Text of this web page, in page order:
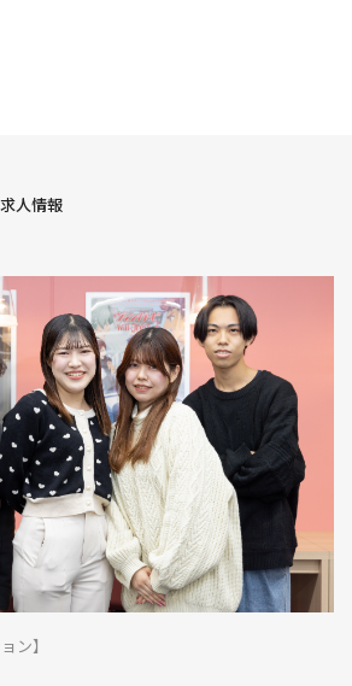
人情報
ン】